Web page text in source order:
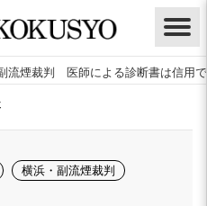
流煙裁判 医師による診断書は信用
横浜・副流煙裁判